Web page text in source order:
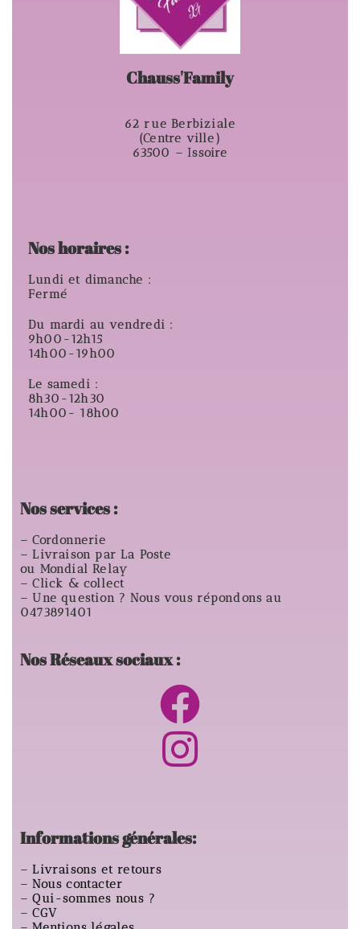
Chauss'Family
62 rue Berbiziale
(Centre ville)
63500 – Issoire
Nos horaires :
Lundi et dimanche :
Fermé
Du mardi au vendredi :
9h00-12h15
14h00-19h00
Le samedi :
8h30-12h30
14h00- 18h00
Nos services :
– Cordonnerie
– Livraison par La Poste
ou Mondial Relay
– Click & collect
– Une question ? Nous vous répondons au
0473891401
Nos Réseaux sociaux :
Informations générales:
–Livraisons et retours
–Nous contacter
–Qui-sommes nous ?
–CGV